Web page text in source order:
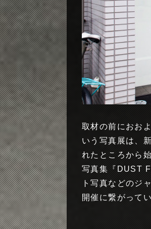
取材の前におお
いう写真展は、
れたところから
写真集『DUST
ト写真などのジ
開催に繋がってい